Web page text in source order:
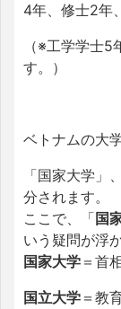
4年、修士2年
（※工学学士
す。）
ベトナムの大
「国家大学」
分されます。
ここで、「 国
いう疑問が浮
国家大学 ＝首
国立大学 ＝教